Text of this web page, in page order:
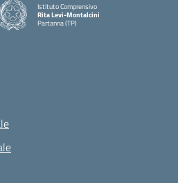
Istituto Comprensivo
Rita Levi-Montalcini
Partanna (TP)